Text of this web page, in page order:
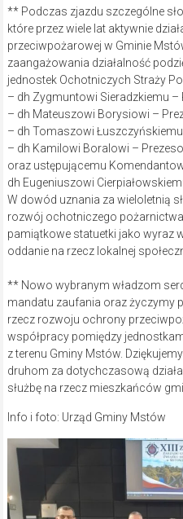
** Podczas zjazdu szczególne
które przez wiele lat aktywnie
przeciwpożarowej w Gminie
zaangażowania działalność
jednostek Ochotniczych Straży
– dh Zygmuntowi Sieradzkiemu –
– dh Mateuszowi Borysiowi –
– dh Tomaszowi Łuszczyńskiemu
– dh Kamilowi Boralowi –
oraz ustępującemu
dh Eugeniuszowi
W dowód uznania za wieloletnią
rozwój ochotniczego
pamiątkowe statuetki jako wyraz
oddanie na rzecz lokalnej
** Nowo wybranym władzom
mandatu zaufania oraz życzymy
rzecz rozwoju ochrony
współpracy pomiędzy
z terenu Gminy Mstów.
druhom za dotychczasową
służbę na rzecz mieszkańców
Info i foto: Urząd Gminy Mstów